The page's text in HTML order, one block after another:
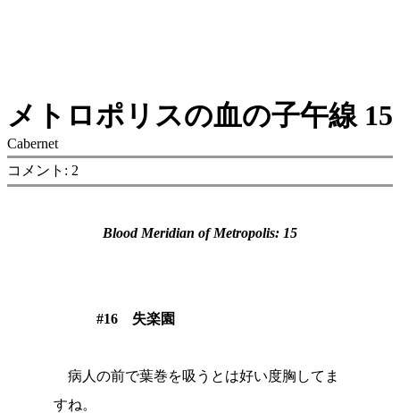
メトロポリスの血の子午線 15
Cabernet
コメント: 2
Blood Meridian of Metropolis: 15
#16 失楽園
病人の前で葉巻を吸うとは好い度胸してま
すね。